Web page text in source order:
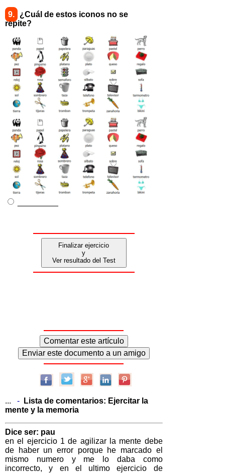
9.
¿Cuál de estos iconos no se
repite?
Finalizar ejercicio
y
Ver resultado del Test
... - Lista de comentarios: Ejercitar la
mente y la memoria
Dice ser: pau
en el ejercicio 1 de agilizar la mente debe
de haber un error porque he marcado el
mismo numero y me lo daba como
incorrecto, y en el ultimo ejercicio de